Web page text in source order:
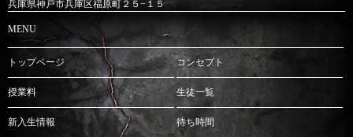
兵庫県神戸市兵庫区福原町２５−１５
MENU
トップページ コンセプト
授業料 生徒一覧
新入生情報 待ち時間